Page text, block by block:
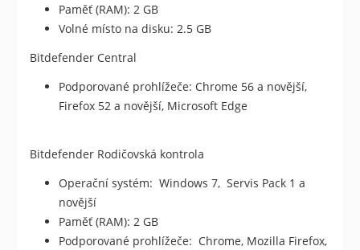
Paměť (RAM): 2 GB
Volné místo na disku: 2.5 GB
Bitdefender Central
Podporované prohlížeče: Chrome 56 a novější,
Firefox 52 a novější, Microsoft Edge
Bitdefender Rodičovská kontrola
Operační systém: Windows 7, Servis Pack 1 a
novější
Paměť (RAM): 2 GB
Podporované prohlížeče: Chrome, Mozilla Firefox,